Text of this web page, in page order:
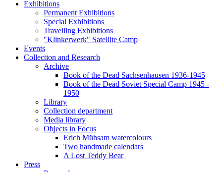
Exhibitions
Permanent Exhibitions
Special Exhibitions
Travelling Exhibitions
"Klinkerwerk" Satellite Camp
Events
Collection and Research
Archive
Book of the Dead Sachsenhausen 1936-1945
Book of the Dead Soviet Special Camp 1945 -
1950
Library
Collection department
Media library
Objects in Focus
Erich Mühsam watercolours
Two handmade calendars
A Lost Teddy Bear
Press